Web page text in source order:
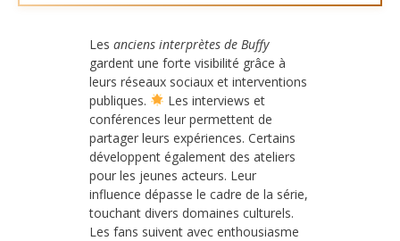
Les anciens interprètes de Buffy
gardent une forte visibilité grâce à
leurs réseaux sociaux et interventions
publiques.
Les interviews et
conférences leur permettent de
partager leurs expériences. Certains
développent également des ateliers
pour les jeunes acteurs. Leur
influence dépasse le cadre de la série,
touchant divers domaines culturels.
Les fans suivent avec enthousiasme